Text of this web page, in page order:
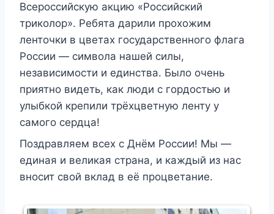
Всероссийскую акцию «Российский
триколор». Ребята дарили прохожим
ленточки в цветах государственного флага
России — символа нашей силы,
независимости и единства. Было очень
приятно видеть, как люди с гордостью и
улыбкой крепили трёхцветную ленту у
самого сердца!
Поздравляем всех с Днём России! Мы —
единая и великая страна, и каждый из нас
вносит свой вклад в её процветание.